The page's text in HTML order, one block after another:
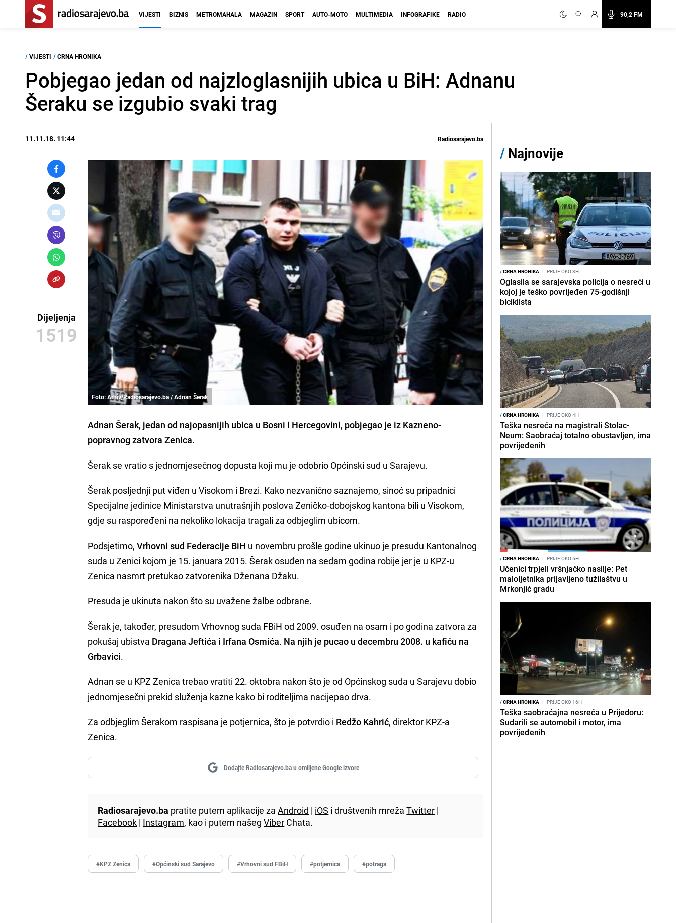
90,2 FM
VIJESTI BIZNIS METROMAHALA MAGAZIN SPORT AUTO-MOTO MULTIMEDIA INFOGRAFIKE RADIO
/ VIJESTI / CRNA HRONIKA
Pobjegao jedan od najzloglasnijih ubica u BiH: Adnanu
Šeraku se izgubio svaki trag
11.11.18. 11:44 Radiosarajevo.ba
Dijeljenja
1519
Foto: Arhiv/Radiosarajevo.ba / Adnan Šerak
Adnan Šerak, jedan od najopasnijih ubica u Bosni i Hercegovini, pobjegao je iz Kazneno-
popravnog zatvora Zenica.
Šerak se vratio s jednomjesečnog dopusta koji mu je odobrio Općinski sud u Sarajevu.
Šerak posljednji put viđen u Visokom i Brezi. Kako nezvanično saznajemo, sinoć su pripadnici
Specijalne jedinice Ministarstva unutrašnjih poslova Zeničko-dobojskog kantona bili u Visokom,
gdje su raspoređeni na nekoliko lokacija tragali za odbjeglim ubicom.
Podsjetimo,Vrhovni sud Federacije BiH u novembru prošle godine ukinuo je presudu Kantonalnog
suda u Zenici kojom je 15. januara 2015. Šerak osuđen na sedam godina robije jer je u KPZ-u
Zenica nasmrt pretukao zatvorenika Dženana Džaku.
Presuda je ukinuta nakon što su uvažene žalbe odbrane.
Šerak je, također, presudom Vrhovnog suda FBiH od 2009. osuđen na osam i po godina zatvora za
pokušaj ubistva Dragana Jeftića i Irfana Osmića. Na njih je pucao u decembru 2008. u kafiću na
Grbavici.
Adnan se u KPZ Zenica trebao vratiti 22. oktobra nakon što je od Općinskog suda u Sarajevu dobio
jednomjesečni prekid služenja kazne kako bi roditeljima nacijepao drva.
Za odbjeglim Šerakom raspisana je potjernica, što je potvrdio i Redžo Kahrić, direktor KPZ-a
Zenica.
Dodajte Radiosarajevo.ba u omiljene Google izvore
Radiosarajevo.ba pratite putem aplikacije zaAndroid | iOS i društvenih mrežaTwitter |
Facebook | Instagram, kao i putem našegViber Chata.
#KPZ Zenica #Općinski sud Sarajevo #Vrhovni sud FBiH #potjernica #potraga
/ Najnovije
/CRNA HRONIKA I PRIJE OKO 3H
Oglasila se sarajevska policija o nesreći u
kojoj je teško povrijeđen 75-godišnji
biciklista
/CRNA HRONIKA I PRIJE OKO 4H
Teška nesreća na magistrali Stolac-
Neum: Saobraćaj totalno obustavljen, ima
povrijeđenih
/CRNA HRONIKA I PRIJE OKO 6H
Učenici trpjeli vršnjačko nasilje: Pet
maloljetnika prijavljeno tužilaštvu u
Mrkonjić gradu
/CRNA HRONIKA I PRIJE OKO 16H
Teška saobraćajna nesreća u Prijedoru:
Sudarili se automobil i motor, ima
povrijeđenih